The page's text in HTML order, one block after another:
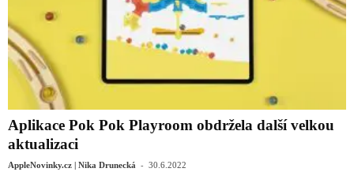
Aplikace Pok Pok Playroom obdržela další velkou
aktualizaci
AppleNovinky.cz | Nika Drunecká - 30.6.2022